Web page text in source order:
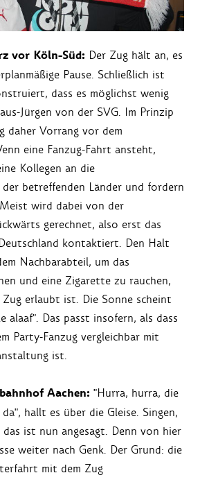
vor Köln-Süd: Der Zug hält an, es
Pause. Schließlich ist
dass es möglichst wenig
Jürgen von der SVG. Im Prinzip
daher Vorrang vor dem
eine Fanzug-Fahrt ansteht,
Kollegen an die
der betreffenden Länder und fordern
wird dabei von der
gerechnet, also erst das
kontaktiert. Den Halt
Nachbarabteil, um das
und eine Zigarette zu rauchen,
erlaubt ist. Die Sonne scheint
alaaf". Das passt insofern, als dass
Party-Fanzug vergleichbar mit
ist.
Aachen: "Hurra, hurra, die
hallt es über die Gleise. Singen,
das ist nun angesagt. Denn von hier
weiter nach Genk. Der Grund: die
mit dem Zug